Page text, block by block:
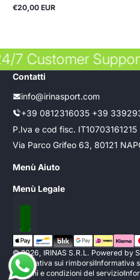
Prezzo
€20,00 EUR
24/7 Customer
Contatti
info@irinasport.com
+39 0812316035 +39
P.Iva e cod fisc. IT10703161215
Via Parco Grifeo 63, 80121
Menù Aiuto
Menù Legale
Metodi di pagamento
© 2026, IRINAS S.R.L. Powered by
Informativa sui rimborsiInformativa
Termini e condizioni del servizio